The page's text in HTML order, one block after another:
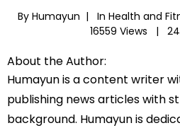
By Humayun | In Health and
16559 Views |
About the Author:
Humayun is a content writer
publishing news articles with
background. Humayun is